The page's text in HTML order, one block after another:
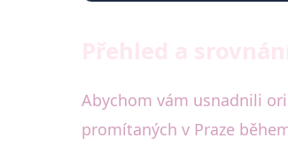
Abychom vám usnadnili
promítaných v Praze